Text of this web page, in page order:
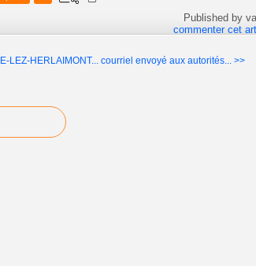
Published by
commenter cet
LEZ-HERLAIMONT... courriel envoyé aux autorités... >>